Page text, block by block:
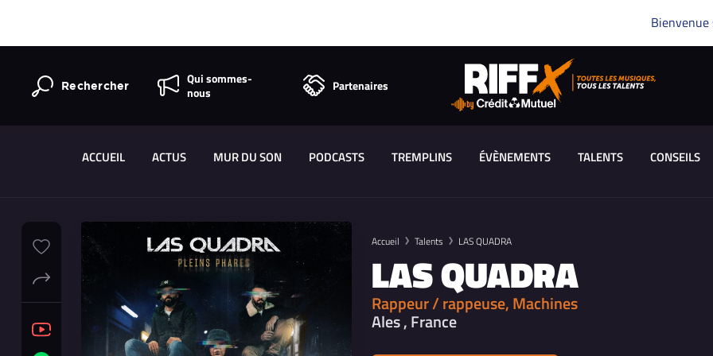
Bienvenue
Rechercher
Qui sommes-
nous
Partenaires
ACCUEIL ACTUS MUR DU SON PODCASTS TREMPLINS ÉVÈNEMENTS TALENTS CONSEILS
Accueil Talents LAS QUADRA
LAS QUADRA
Rappeur / rappeuse, Machines
Ales , France